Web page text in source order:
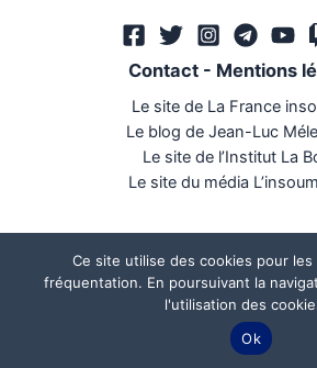
Contact- Mentions
Le site de La France
Le blog de Jean-Luc
Le site de l’Institut La
Le site du média
Ce site utilise des cookies pour
fréquentation. En poursuivant la
l'utilisation des
Ok